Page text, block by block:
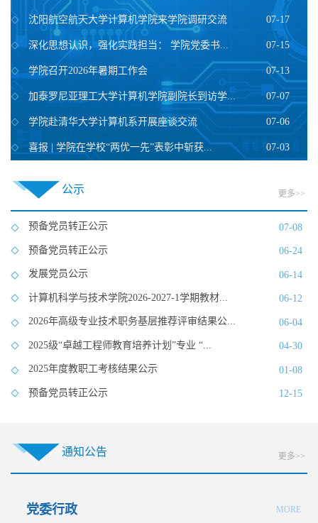
沈阳航空航天大学计算机学院来学院调研交流 07-17
深化思想认识，强化实践担当： 学院党委书... 07-15
学院召开2026年暑期工作会 07-13
加泰罗尼亚理工大学计算机学院副院长到访学... 07-07
学院赴清华大学计算机系开展座谈交流 07-06
喜报 | 学院在学校“两优一先”表彰中斩获... 07-03
公示 更多>>
预备党员转正公示 07-08
预备党员转正公示 06-24
发展党员公示 06-14
计算机科学与技术学院2026-2027-1学期教材... 06-12
2026年高级专业技术职务基层推荐评审结果公... 06-04
2025级“卓越工程师教育培养计划”专业 “... 04-30
2025年度教职工考核结果公示 01-08
预备党员转正公示 12-15
通知公告 更多>>
党委行政 MORE